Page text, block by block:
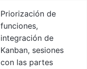
Priorización de
funciones,
integración de
Kanban, sesiones
con las partes